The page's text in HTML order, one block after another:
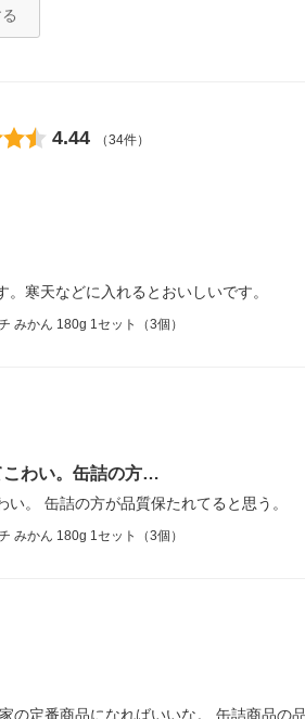
4.44 （34件）
。寒天などに入れるとおいしいです。
みかん 180g 1セット（3個）
こわい。缶詰の方…
。 缶詰の方が品質保たれてると思う。
みかん 180g 1セット（3個）
の定番商品になればいいな。 缶詰商品の